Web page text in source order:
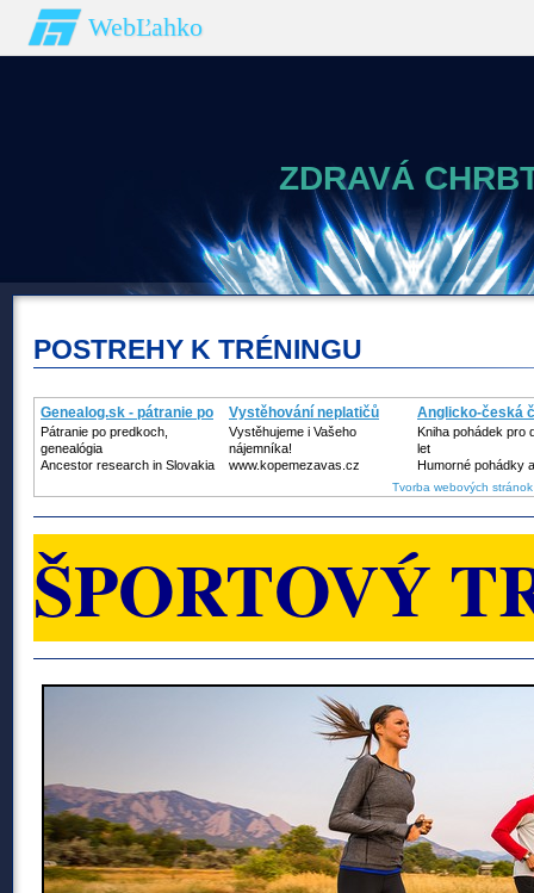
WebĽahko
ZDRAVÁ
POSTREHY K TRÉNINGU
Genealog.sk - pátranie po
Pátranie po predkoch,
genealógia
Ancestor research in Slovakia
Vystěhování neplatičů
Vystěhujeme i Vašeho
nájemníka!
www.kopemezavas.cz
Anglicko-česká
Kniha pohádek pro
let
Humorné pohádky
Tvorba webových
ŠPORTOVÝ